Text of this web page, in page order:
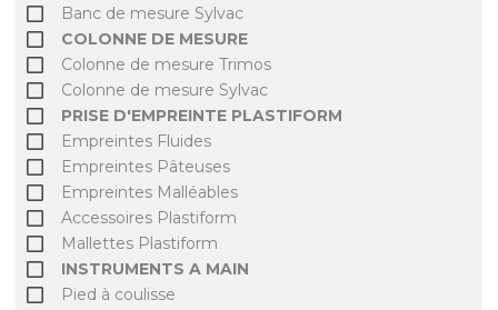
Banc de mesure Sylvac
COLONNE DE MESURE
Colonne de mesure Trimos
Colonne de mesure Sylvac
PRISE D'EMPREINTE PLASTIFORM
Empreintes Fluides
Empreintes Pâteuses
Empreintes Malléables
Accessoires Plastiform
Mallettes Plastiform
INSTRUMENTS A MAIN
Pied à coulisse